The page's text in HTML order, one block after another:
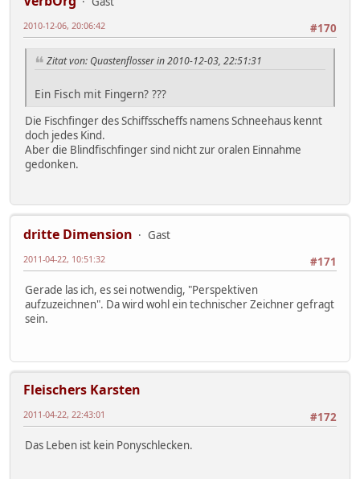
#170
2010-12-06, 20:06:42
Zitat von: Quastenflosser in 2010-12-03, 22:51:31
Ein Fisch mit Fingern? ???
Die Fischfinger des Schiffsscheffs namens Schneehaus kennt
doch jedes Kind.
Aber die Blindfischfinger sind nicht zur oralen Einnahme
gedonken.
dritte Dimension
Gast
#171
2011-04-22, 10:51:32
Gerade las ich, es sei notwendig, "Perspektiven
aufzuzeichnen". Da wird wohl ein technischer Zeichner gefragt
sein.
Fleischers Karsten
#172
2011-04-22, 22:43:01
Das Leben ist kein Ponyschlecken.